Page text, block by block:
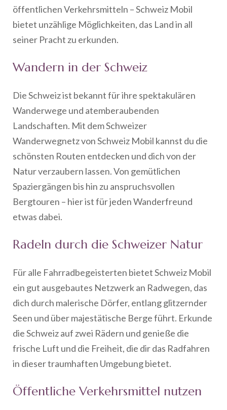
öffentlichen Verkehrsmitteln – Schweiz Mobil
bietet unzählige Möglichkeiten, das Land in all
seiner Pracht zu erkunden.
Wandern in der Schweiz
Die Schweiz ist bekannt für ihre spektakulären
Wanderwege und atemberaubenden
Landschaften. Mit dem Schweizer
Wanderwegnetz von Schweiz Mobil kannst du die
schönsten Routen entdecken und dich von der
Natur verzaubern lassen. Von gemütlichen
Spaziergängen bis hin zu anspruchsvollen
Bergtouren – hier ist für jeden Wanderfreund
etwas dabei.
Radeln durch die Schweizer Natur
Für alle Fahrradbegeisterten bietet Schweiz Mobil
ein gut ausgebautes Netzwerk an Radwegen, das
dich durch malerische Dörfer, entlang glitzernder
Seen und über majestätische Berge führt. Erkunde
die Schweiz auf zwei Rädern und genieße die
frische Luft und die Freiheit, die dir das Radfahren
in dieser traumhaften Umgebung bietet.
Öffentliche Verkehrsmittel nutzen